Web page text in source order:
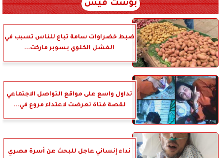
بوست فيس
ضبط خضراوات سامة تباع للناس تسبب في
الفشل الكلوي بسوبر ماركت...
تداول واسع على مواقع التواصل الاجتماعي
لقصة فتاة تعرضت لاعتداء مروع في...
نداء إنساني عاجل للبحث عن أسرة مصري